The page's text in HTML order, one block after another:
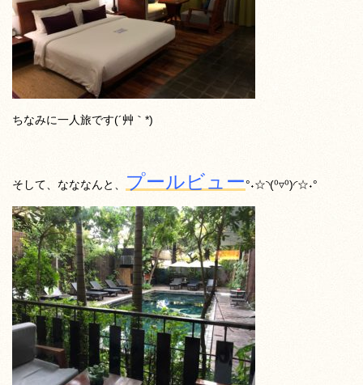
ちなみに一人旅です(´艸｀*)
そして、なななんと、 プールビュー°˖☆◝(⁰▿⁰)◜☆˖°